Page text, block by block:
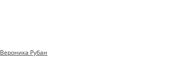
Вероника Рубан